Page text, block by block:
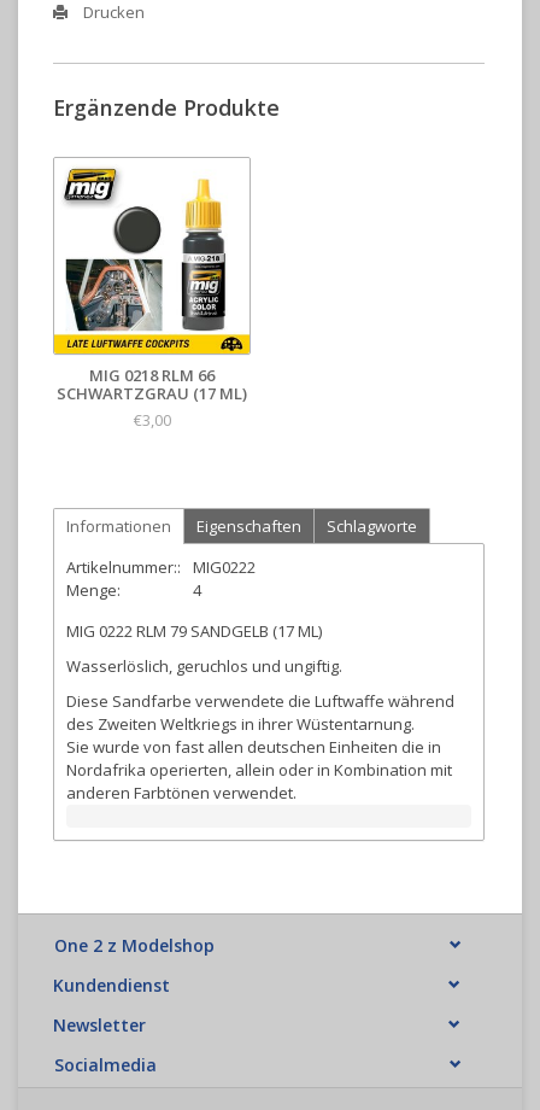
Drucken
Ergänzende Produkte
MIG 0218 RLM 66
SCHWARTZGRAU (17 ML)
€3,00
Informationen Eigenschaften
Schlagworte
Artikelnummer::
MIG0222
Menge:
4
MIG 0222 RLM 79 SANDGELB (17 ML)
Wasserlöslich, geruchlos und ungiftig.
Diese Sandfarbe verwendete die Luftwaffe während
des Zweiten Weltkriegs in ihrer Wüstentarnung.
Sie wurde von fast allen deutschen Einheiten die in
Nordafrika operierten, allein oder in Kombination mit
anderen Farbtönen verwendet.
One 2 z Modelshop
Kundendienst
Newsletter
Socialmedia